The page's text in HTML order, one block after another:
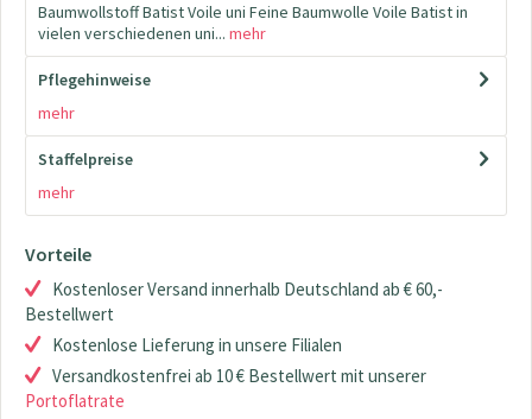
Baumwollstoff Batist Voile uni Feine Baumwolle Voile Batist in
vielen verschiedenen uni... mehr
Pflegehinweise
mehr
Staffelpreise
mehr
Vorteile
Kostenloser Versand innerhalb Deutschland ab € 60,-
Bestellwert
Kostenlose Lieferung in unsere Filialen
Versandkostenfrei ab 10 € Bestellwert mit unserer
Portoflatrate